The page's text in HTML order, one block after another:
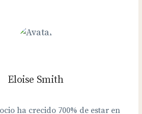
Eloise Smith
ha crecido 700% de estar en